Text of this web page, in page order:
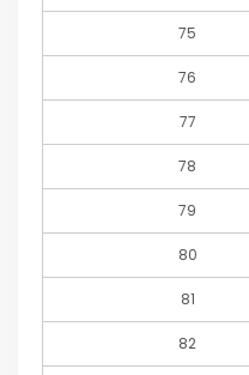
75
76
77
78
79
80
81
82